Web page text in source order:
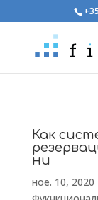
Как
ни
ное. 10, 2020